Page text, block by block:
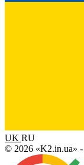
UK RU
© 2026 «K2.in.ua» -